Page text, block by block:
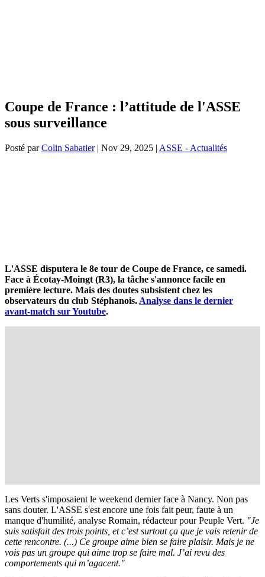
Coupe de France : l’attitude de l'ASSE
sous surveillance
Posté parColin Sabatier| Nov 29, 2025 | ASSE - Actualités
L'ASSE disputera le 8e tour de Coupe de France, ce samedi.
Face à Écotay-Moingt (R3), la tâche s'annonce facile en
première lecture. Mais des doutes subsistent chez les
observateurs du club Stéphanois. Analyse dans le dernier
avant-match sur Youtube.
Les Verts s'imposaient le weekend dernier face à Nancy. Non pas
sans douter. L'ASSE s'est encore une fois fait peur, faute à un
manque d'humilité, analyse Romain, rédacteur pour Peuple Vert. "Je
suis satisfait des trois points, et c’est surtout ça que je vais retenir de
cette rencontre. (...) Ce groupe aime bien se faire plaisir. Mais je ne
vois pas un groupe qui aime trop se faire mal. J’ai revu des
comportements qui m’agacent."